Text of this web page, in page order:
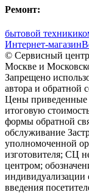
Ремонт:
бытовой техники
Интернет-магазин
© Сервисный
Москве и
Запрещено
автора и обратной
Цены приведенные
итоговую
формы обратной
обслуживание
уполномоченной
изготовителя; СЦ
центром;
индивидуализации
введения